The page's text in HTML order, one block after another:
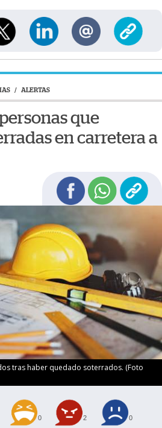
/ ALERTAS
que
en carretera a
tras haber quedado soterrados. (Foto
0 2 0